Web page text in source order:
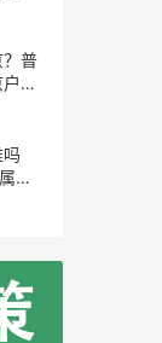
普
吗
投